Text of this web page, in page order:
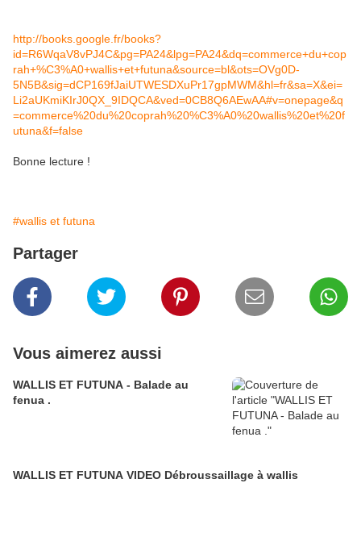
http://books.google.fr/books?
id=R6WqaV8vPJ4C&pg=PA24&lpg=PA24&dq=commerce+du+cop
rah+%C3%A0+wallis+et+futuna&source=bl&ots=OVg0D-
5N5B&sig=dCP169fJaiUTWESDXuPr17gpMWM&hl=fr&sa=X&ei=
Li2aUKmiKIrJ0QX_9IDQCA&ved=0CB8Q6AEwAA#v=onepage&q
=commerce%20du%20coprah%20%C3%A0%20wallis%20et%20f
utuna&f=false
Bonne lecture !
#wallis et futuna
Partager
Vous aimerez aussi
WALLIS ET FUTUNA - Balade au
fenua .
WALLIS ET FUTUNA VIDEO Débroussaillage à wallis